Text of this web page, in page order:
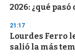
2026: ¿qué pasó
21:17
Lourdes Ferro
salió la más